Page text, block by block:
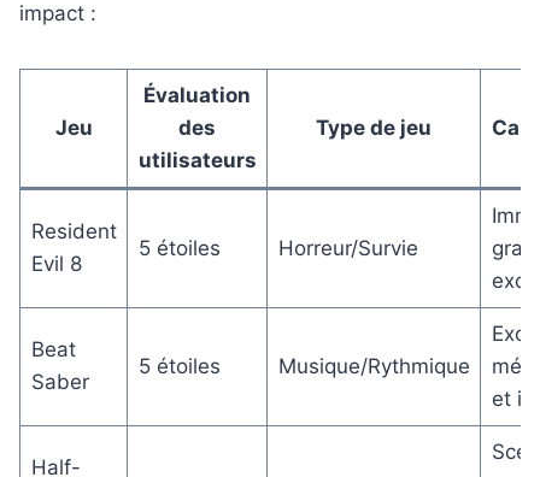
impact :
Jeu
Évaluation
des
utilisateurs
Type de jeu
Resident
Evil 8
5 étoiles Horreur/Survie
Beat
Saber
5 étoiles Musique/Rythmique
et
Half-